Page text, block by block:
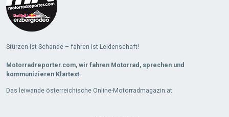
Stürzen ist Schande – fahren ist Leidenschaft!
Motorradreporter.com, wir fahren Motorrad, sprechen und
kommunizieren Klartext.
Das leiwande österreichische Online-Motorradmagazin.at